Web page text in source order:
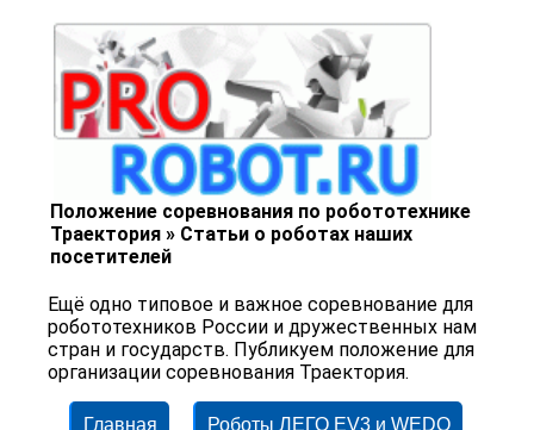
Положение соревнования по робототехнике
Траектория » Статьи о роботах наших
посетителей
Ещё одно типовое и важное соревнование для
робототехников России и дружественных нам
стран и государств. Публикуем положение для
организации соревнования Траектория.
Главная Роботы ЛЕГО EV3 и WEDO